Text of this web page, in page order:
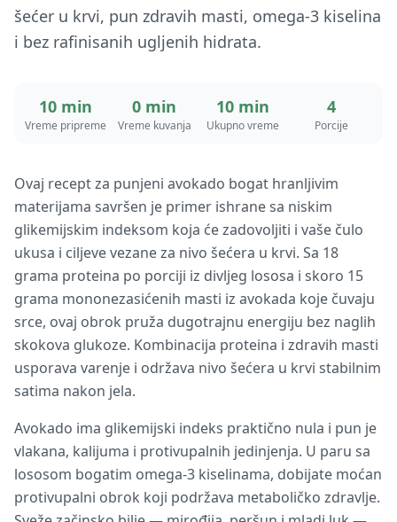
šećer u krvi, pun zdravih masti, omega-3 kiselina
i bez rafinisanih ugljenih hidrata.
10 min
Vreme pripreme
0 min
Vreme kuvanja
10 min
Ukupno vreme
4
Porcije
Ovaj recept za punjeni avokado bogat hranljivim
materijama savršen je primer ishrane sa niskim
glikemijskim indeksom koja će zadovoljiti i vaše čulo
ukusa i ciljeve vezane za nivo šećera u krvi. Sa 18
grama proteina po porciji iz divljeg lososa i skoro 15
grama mononezasićenih masti iz avokada koje čuvaju
srce, ovaj obrok pruža dugotrajnu energiju bez naglih
skokova glukoze. Kombinacija proteina i zdravih masti
usporava varenje i održava nivo šećera u krvi stabilnim
satima nakon jela.
Avokado ima glikemijski indeks praktično nula i pun je
vlakana, kalijuma i protivupalnih jedinjenja. U paru sa
lososom bogatim omega-3 kiselinama, dobijate moćan
protivupalni obrok koji podržava metaboličko zdravlje.